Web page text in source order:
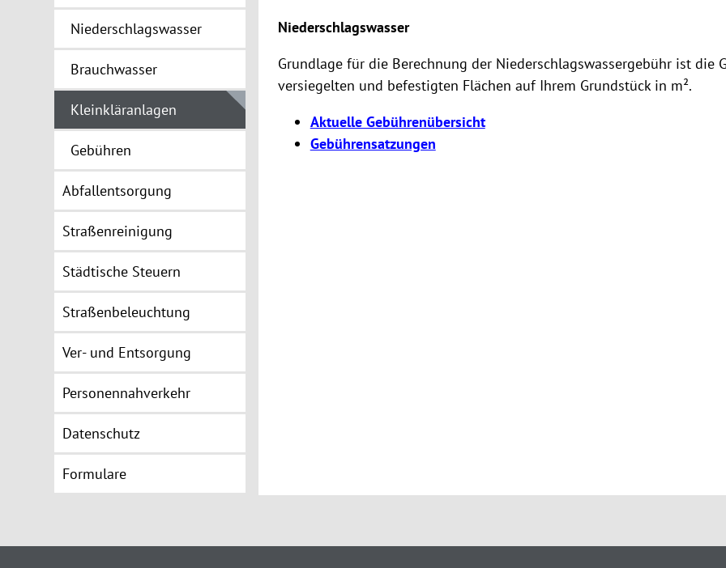
Niederschlagswasser
Brauchwasser
Kleinkläranlagen
Gebühren
Abfallentsorgung
Straßenreinigung
Städtische Steuern
Straßenbeleuchtung
Ver- und Entsorgung
Personennahverkehr
Datenschutz
Formulare
Niederschlagswasser
Grundlage für die Berechnung der Niederschlagswassergebühr ist die
versiegelten und befestigten Flächen auf Ihrem Grundstück in m².
Aktuelle Gebührenübersicht
Gebührensatzungen